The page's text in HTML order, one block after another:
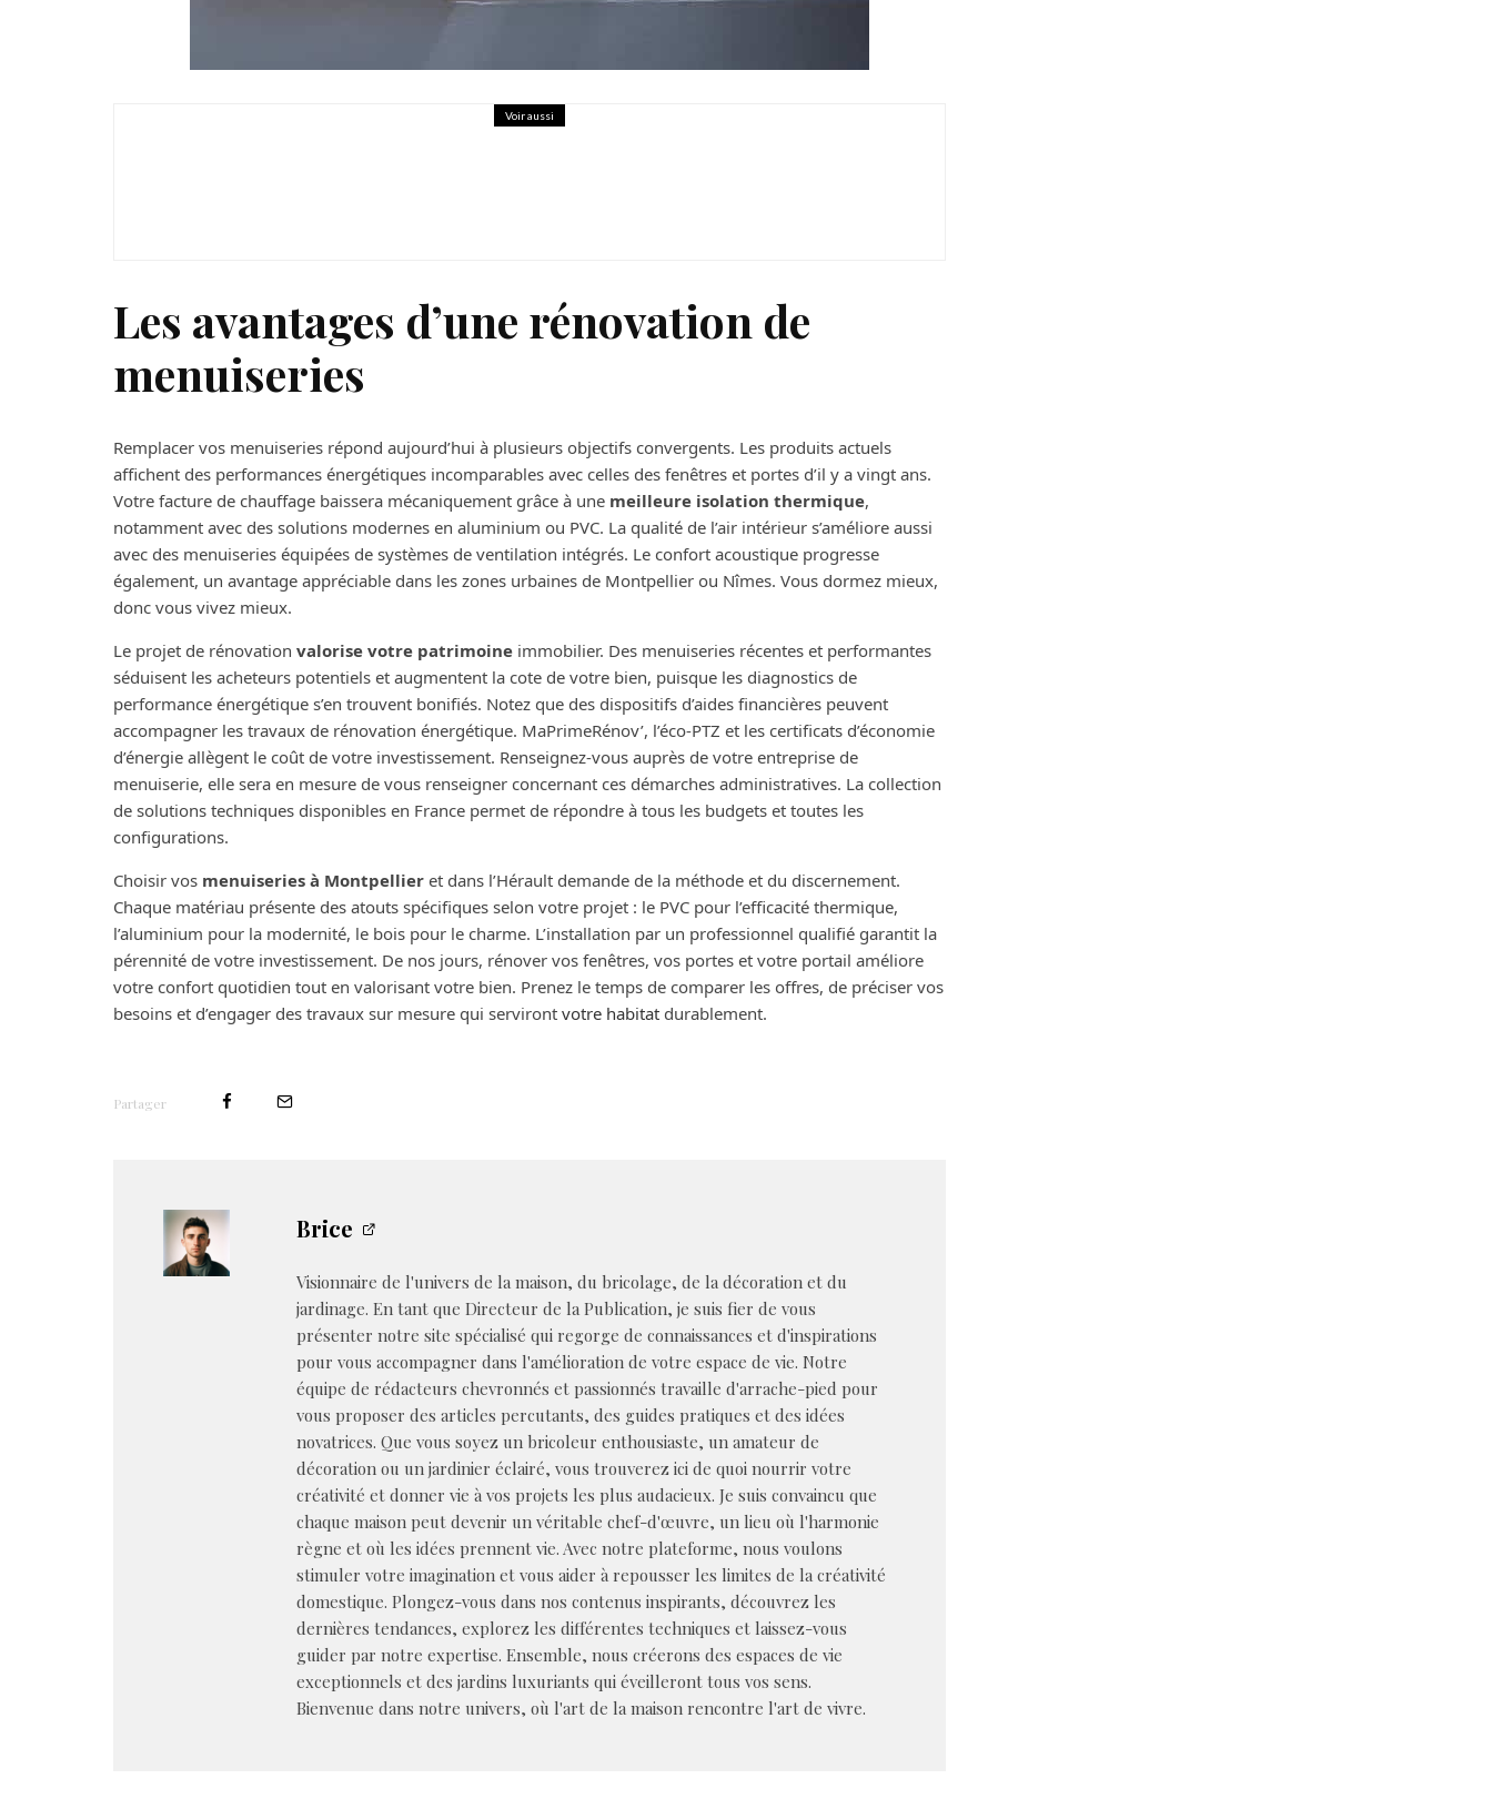
Voir aussi
Les avantages d’une rénovation de
menuiseries
Remplacer vos menuiseries répond aujourd’hui à plusieurs objectifs convergents. Les produits actuels
affichent des performances énergétiques incomparables avec celles des fenêtres et portes d’il y a vingt ans.
Votre facture de chauffage baissera mécaniquement grâce à une meilleure isolation thermique,
notamment avec des solutions modernes en aluminium ou PVC. La qualité de l’air intérieur s’améliore aussi
avec des menuiseries équipées de systèmes de ventilation intégrés. Le confort acoustique progresse
également, un avantage appréciable dans les zones urbaines de Montpellier ou Nîmes. Vous dormez mieux,
donc vous vivez mieux.
Le projet de rénovation valorise votre patrimoine immobilier. Des menuiseries récentes et performantes
séduisent les acheteurs potentiels et augmentent la cote de votre bien, puisque les diagnostics de
performance énergétique s’en trouvent bonifiés. Notez que des dispositifs d’aides financières peuvent
accompagner les travaux de rénovation énergétique. MaPrimeRénov’, l’éco-PTZ et les certificats d’économie
d’énergie allègent le coût de votre investissement. Renseignez-vous auprès de votre entreprise de
menuiserie, elle sera en mesure de vous renseigner concernant ces démarches administratives. La collection
de solutions techniques disponibles en France permet de répondre à tous les budgets et toutes les
configurations.
Choisir vos menuiseries à Montpellier et dans l’Hérault demande de la méthode et du discernement.
Chaque matériau présente des atouts spécifiques selon votre projet : le PVC pour l’efficacité thermique,
l’aluminium pour la modernité, le bois pour le charme. L’installation par un professionnel qualifié garantit la
pérennité de votre investissement. De nos jours, rénover vos fenêtres, vos portes et votre portail améliore
votre confort quotidien tout en valorisant votre bien. Prenez le temps de comparer les offres, de préciser vos
besoins et d’engager des travaux sur mesure qui serviront votre habitat durablement.
Partager
Brice
Visionnaire de l'univers de la maison, du bricolage, de la décoration et du
jardinage. En tant que Directeur de la Publication, je suis fier de vous
présenter notre site spécialisé qui regorge de connaissances et d'inspirations
pour vous accompagner dans l'amélioration de votre espace de vie. Notre
équipe de rédacteurs chevronnés et passionnés travaille d'arrache-pied pour
vous proposer des articles percutants, des guides pratiques et des idées
novatrices. Que vous soyez un bricoleur enthousiaste, un amateur de
décoration ou un jardinier éclairé, vous trouverez ici de quoi nourrir votre
créativité et donner vie à vos projets les plus audacieux. Je suis convaincu que
chaque maison peut devenir un véritable chef-d'œuvre, un lieu où l'harmonie
règne et où les idées prennent vie. Avec notre plateforme, nous voulons
stimuler votre imagination et vous aider à repousser les limites de la créativité
domestique. Plongez-vous dans nos contenus inspirants, découvrez les
dernières tendances, explorez les différentes techniques et laissez-vous
guider par notre expertise. Ensemble, nous créerons des espaces de vie
exceptionnels et des jardins luxuriants qui éveilleront tous vos sens.
Bienvenue dans notre univers, où l'art de la maison rencontre l'art de vivre.